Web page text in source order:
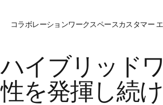
コラボレーションワークスペースカスタマー
ハイブリッド
性を発揮し続